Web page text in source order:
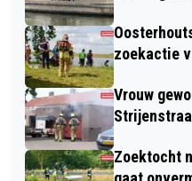
zoekactie
Vrouw
Zoektocht